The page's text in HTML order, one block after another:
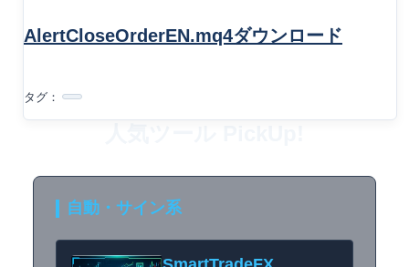
AlertCloseOrderEN.mq4ダウンロード
タグ：
自動・サイン系